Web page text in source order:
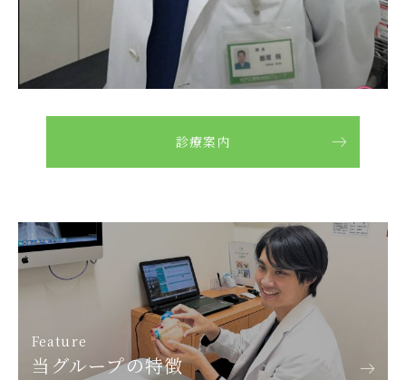
診療案内
Feature
当グループの特徴